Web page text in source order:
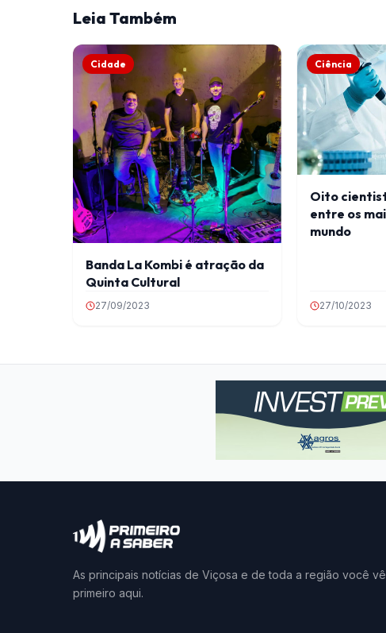
Leia Também
Cidade
Banda La Kombi é atração da
Quinta Cultural
27/09/2023
Ciência
Oito
entre os
mundo
27/10/2023
As principais notícias de Viçosa e de toda a região você vê
primeiro aqui.